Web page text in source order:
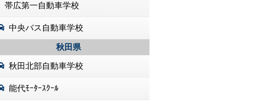
帯広第一自動車学校
中央バス自動車学校
秋田県
秋田北部自動車学校
能代ﾓｰﾀｰｽｸｰﾙ